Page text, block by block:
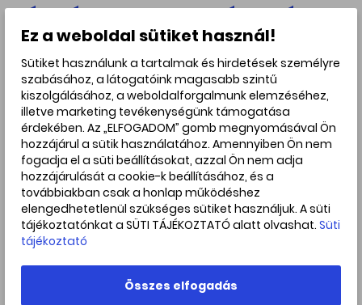
Látványos, általában
szabad szemmel is
könnyen megfigyelhető
jelenségek:
Összefoglalónkat a további, többnyire szabad szemmel is
könnyen megfigyelhető jelenségek leírásával folytatjuk.
Ezek észlelését javasoljuk minden csillagászat iránt
érdeklődőnek!
Június 10.
A Szaturnusz és a Hold együttállása:
33%-os holdsarló laza együttállásba lép az attól 5,5 fokos
távolságban, alatta látható gyűrűs bolygóval. A
Szaturnusz ekkor a látóhatár felett 11 fokkal látszik majd.
Ez a weboldal sütiket használ!
Sütiket használunk a tartalmak és hirdetések személyre
szabásához, a látogatóink magasabb szintű
kiszolgálásához, a weboldalforgalmunk elemzéséhez,
illetve marketing tevékenységünk támogatása
érdekében. Az „ELFOGADOM” gomb megnyomásával Ön
hozzájárul a sütik használatához. Amennyiben Ön nem
fogadja el a süti beállításokat, azzal Ön nem adja
hozzájárulását a cookie-k beállításához, és a
továbbiakban csak a honlap működéshez
elengedhetetlenül szükséges sütiket használjuk. A süti
tájékoztatónkat a SÜTI TÁJÉKOZTATÓ alatt olvashat. Süti
tájékoztató
Összes elfogadás